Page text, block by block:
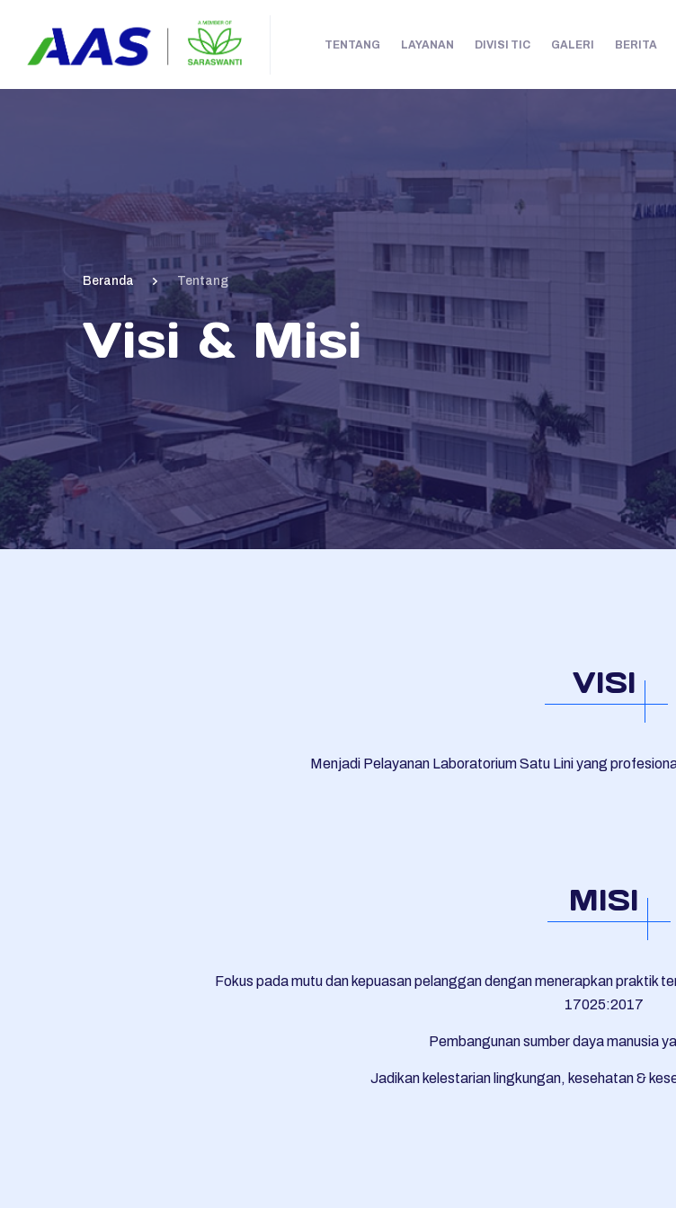
TENTANG LAYANAN DIVISI TIC GALERI BERITA
Beranda Tentang
Visi & Misi
VISI
Menjadi Pelayanan Laboratorium Satu Lini yang
MISI
Fokus pada mutu dan kepuasan pelanggan dengan menerapkan praktik
17025:2017
Pembangunan sumber daya manusia
Jadikan kelestarian lingkungan, kesehatan &